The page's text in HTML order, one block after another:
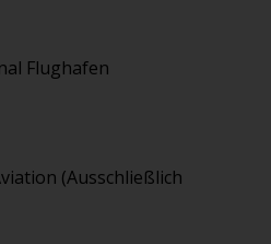
Flughafen
(Ausschließlich